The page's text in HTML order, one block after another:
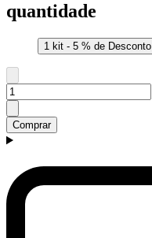
quantidade
1 kit - 5 % de Desconto
Comprar